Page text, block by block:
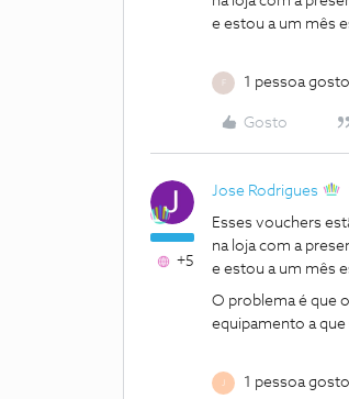
e estou a um mês
1 pessoa
Gosto
+5
Jose Rodrigues
Esses vouchers
na loja com a
e estou a um mês
O problema é que
equipamento a
1 pessoa